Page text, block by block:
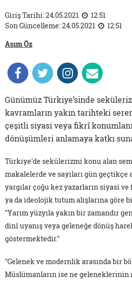
Giriş Tarihi: 24.05.2021
12:51
Son Güncelleme: 24.05.2021
12:51
Asım Öz
Günümüz Türkiye’sinde
kavramların yakın tarihteki
çeşitli siyasi veya fikrî
dönüşümleri anlamaya katkı
Türkiye'de sekülerizmi konu alan
makalelerde ve sayıları gün
yargılar çoğu kez yazarların siyasi
ya da ideolojik tutum alışlarına göre
"Yarım yüzyıla yakın bir zamandır
dinî uyanış veya geleneğe dönüş
göstermektedir."
"Gelenek ve modernlik arasında bir
Müslümanların ise ne